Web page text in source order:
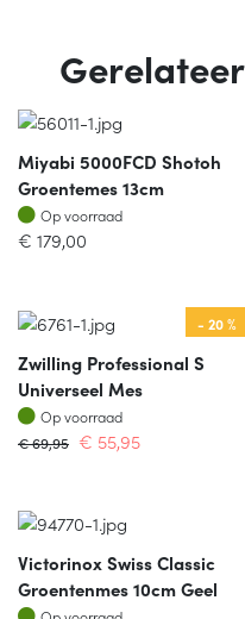
Miyabi 5000FCD Shotoh
Groentemes 13cm
Op voorraad
Op voorraad
€ 179,00
- 20 %
Zwilling Professional S
Universeel Mes
Op voorraad
Op voorraad
€69,95 € 55,95
Victorinox Swiss Classic
Groentenmes 10cm Geel
Op voorraad